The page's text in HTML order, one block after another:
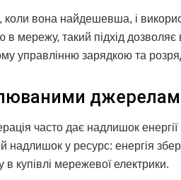
коли вона найдешевша, і
мережу, такий підхід
управлінню зарядкою та
часто дає надлишок
у ресурс: енергія
купівлі мережевої електрики.